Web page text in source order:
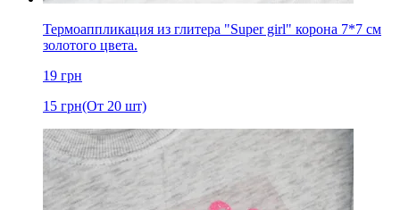
Термоаппликация из глитера "Super girl" корона 7*7 см
золотого цвета.
19 грн
15 грн(От 20 шт)